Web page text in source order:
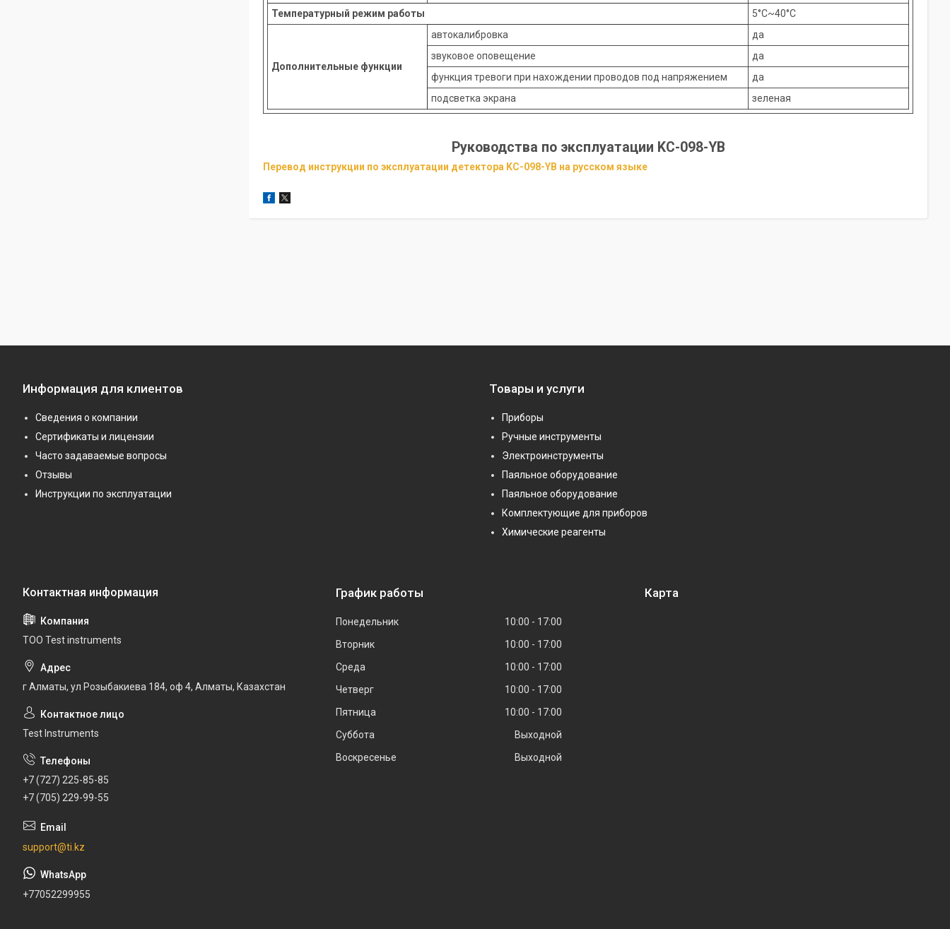
Температурный режим работы
5°C~40°C
Дополнительные функции
автокалибровка
да
звуковое оповещение
да
функция тревоги при нахождении проводов под напряжением
да
подсветка экрана
зеленая
Руководства по эксплуатации KC-098-YB
Перевод инструкции по эксплуатации детектора KC-098-YB на русском языке
Информация для клиентов
Сведения о компании
Сертификаты и лицензии
Часто задаваемые вопросы
Отзывы
Инструкции по эксплуатации
Товары и услуги
Приборы
Ручные инструменты
Электроинструменты
Паяльное оборудование
Паяльное оборудование
Комплектующие для приборов
Химические реагенты
ТОО Test instruments
г Алматы, ул Розыбакиева 184, оф 4, Алматы, Казахстан
Test Instruments
+7 (727) 225-85-85
+7 (705) 229-99-55
support@ti.kz
+77052299955
График работы
Понедельник 10:00
17:00
Вторник
10:00
17:00
Среда
10:00
17:00
Четверг
10:00
17:00
Пятница
10:00
17:00
Суббота
Выходной
Воскресенье
Выходной
Карта